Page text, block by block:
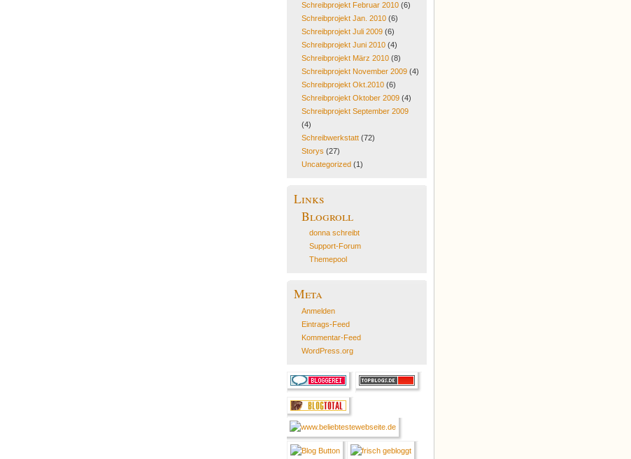
Schreibprojekt Februar 2010(6)
Schreibprojekt Jan. 2010(6)
Schreibprojekt Juli 2009(6)
Schreibprojekt Juni 2010(4)
Schreibprojekt März 2010(8)
Schreibprojekt November 2009(4)
Schreibprojekt Okt.2010(6)
Schreibprojekt Oktober 2009(4)
Schreibprojekt September 2009
(4)
Schreibwerkstatt(72)
Storys (27)
Uncategorized (1)
Links
Blogroll
donna schreibt
Support-Forum
Themepool
Meta
Anmelden
Eintrags-Feed
Kommentar-Feed
WordPress.org